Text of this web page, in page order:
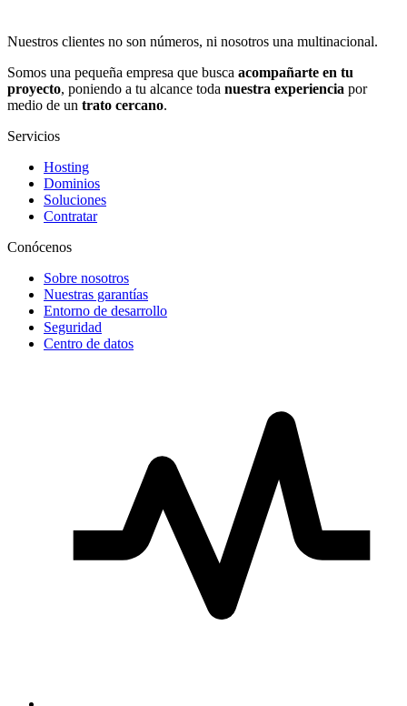
Nuestros clientes no son números, ni nosotros una multinacional.
Somos una pequeña empresa que busca acompañarte en tu
proyecto, poniendo a tu alcance toda nuestra experiencia por
medio de un trato cercano.
Servicios
Hosting
Dominios
Soluciones
Contratar
Conócenos
Sobre nosotros
Nuestras garantías
Entorno de desarrollo
Seguridad
Centro de datos